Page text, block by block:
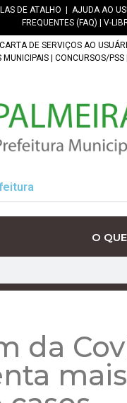
DE ATALHO
AJUDA AO
FREQUENTES (FAQ)
V-
CARTA DE SERVIÇOS AO
MUNICIPAIS
CONCURSOS/PSS
O
da
mais